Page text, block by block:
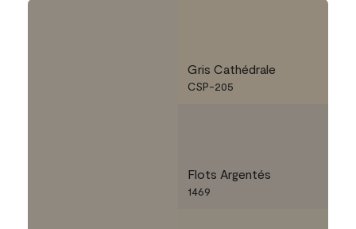
Gris Cathédrale
CSP-205
Flots Argentés
1469